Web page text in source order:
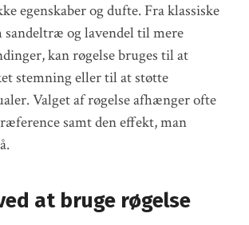
egenskaber og dufte. Fra klassiske
sandeltræ og lavendel til mere
kan røgelse bruges til at
stemning eller til at støtte
Valget af røgelse afhænger ofte
samt den effekt, man
at bruge røgelse